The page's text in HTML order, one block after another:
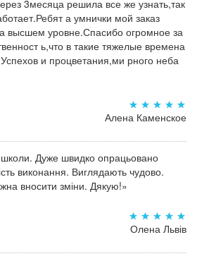
3месяца решила все же узнать,так
а умнички мой заказ
высшем уровне.Спасибо огромное за
ь,что в такие тяжелые времена
и процветания,ми рного неба
Алена Каменское
Дуже швидко опрацьовано
виконання. Виглядають чудово.
вносити зміни. Дякую!»
Олена Львів